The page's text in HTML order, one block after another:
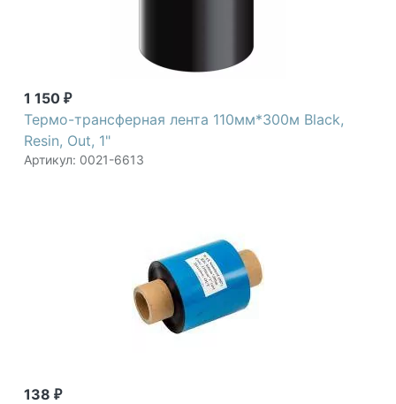
1 150 ₽
Термо-трансферная лента 110мм*300м Black,
Resin, Out, 1"
Артикул: 0021-6613
138 ₽